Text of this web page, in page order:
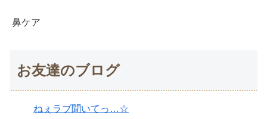
鼻ケア
お友達のブログ
ねぇラブ聞いてっ…☆